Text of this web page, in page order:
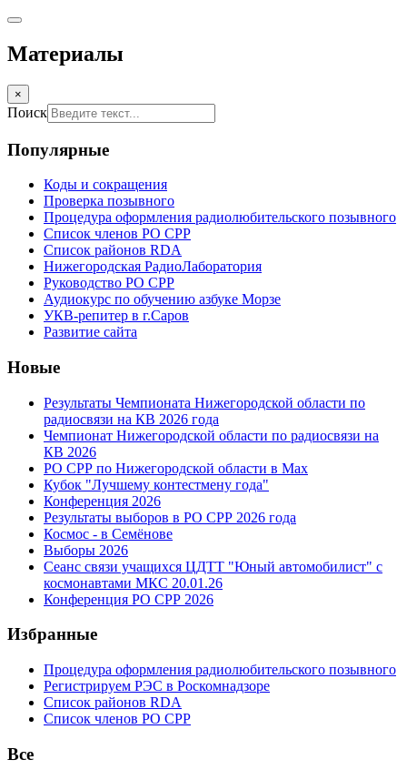
Материалы
×
Поиск
Популярные
Коды и сокращения
Проверка позывного
Процедура оформления радиолюбительского позывного
Список членов РО СРР
Список районов RDA
Нижегородская РадиоЛаборатория
Руководство РО СРР
Аудиокурс по обучению азбуке Морзе
УКВ-репитер в г.Саров
Развитие сайта
Новые
Результаты Чемпионата Нижегородской области по
радиосвязи на КВ 2026 года
Чемпионат Нижегородской области по радиосвязи на
КВ 2026
РО СРР по Нижегородской области в Max
Кубок "Лучшему контестмену года"
Конференция 2026
Результаты выборов в РО СРР 2026 года
Космос - в Семёнове
Выборы 2026
Сеанс связи учащихся ЦДТТ "Юный автомобилист" с
космонавтами МКС 20.01.26
Конференция РО СРР 2026
Избранные
Процедура оформления радиолюбительского позывного
Регистрируем РЭС в Роскомнадзоре
Список районов RDA
Список членов РО СРР
Все